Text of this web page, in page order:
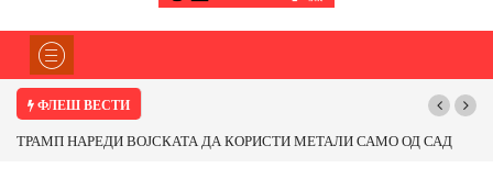
ФЛЕШ ВЕСТИ
САМО ОД САД
Почнува реконструкцијата на улицата „5-ти